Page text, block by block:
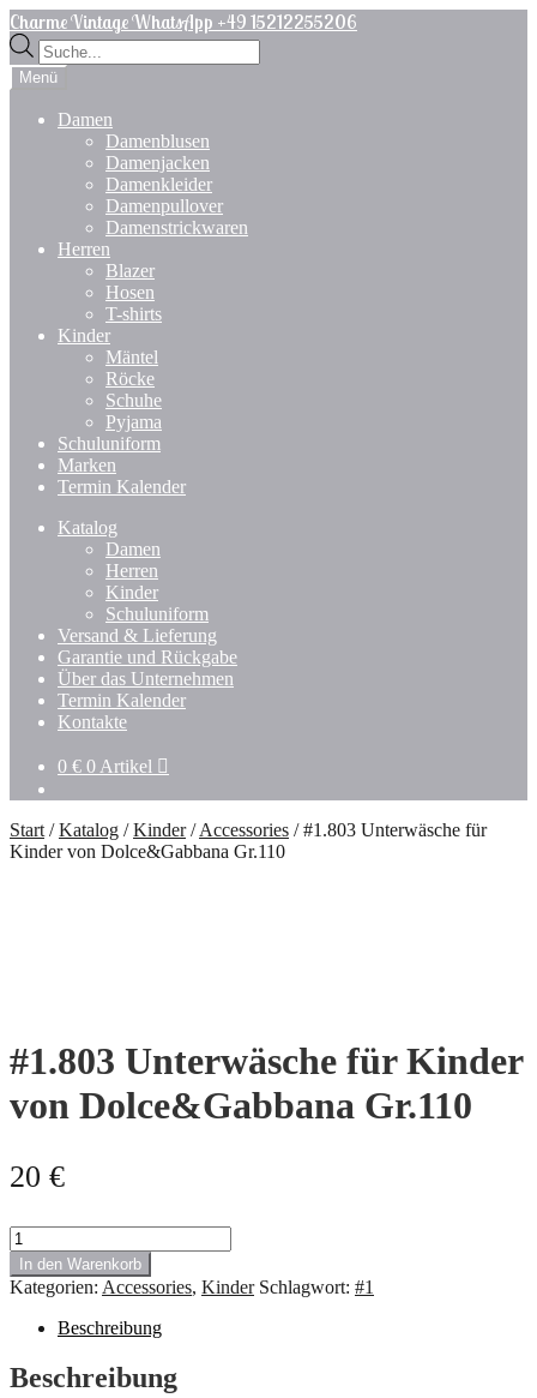
Zur
Navigation
springen
Zum
Inhalt
springen
Charme Vintage WhatsApp +49 15212255206
Products
search
Menü
Damen
Damenblusen
Damenjacken
Damenkleider
Damenpullover
Damenstrickwaren
Herren
Blazer
Hosen
T-shirts
Kinder
Mäntel
Röcke
Schuhe
Pyjama
Schuluniform
Marken
Termin Kalender
Katalog
Damen
Herren
Kinder
Schuluniform
Versand & Lieferung
Garantie und Rückgabe
Über das Unternehmen
Termin Kalender
Kontakte
0 € 0 Artikel
Start /Katalog /Kinder/Accessories /#1.803 Unterwäsche für
Kinder von Dolce&Gabbana Gr.110
#1.803 Unterwäsche für Kinder
von Dolce&Gabbana Gr.110
20 €
#1.803
Unterwäsche
für
Kinder
Dolce&Gabbana
Gr.110
Menge
In den Warenkorb
Kategorien: Accessories, Kinder Schlagwort: #1
Beschreibung
Beschreibung